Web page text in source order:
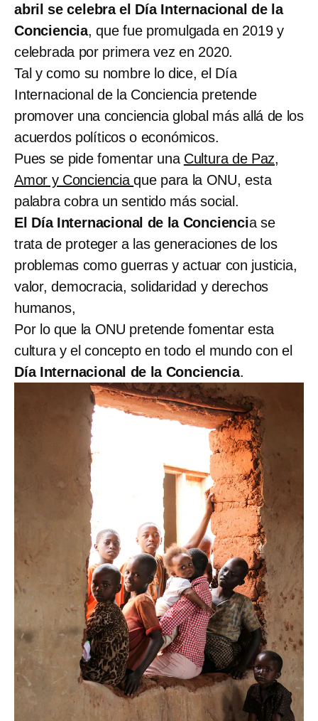
abril se celebra el Día Internacional de la
Conciencia, que fue promulgada en 2019 y
celebrada por primera vez en 2020.
Tal y como su nombre lo dice, el Día
Internacional de la Conciencia pretende
promover una conciencia global más allá de los
acuerdos políticos o económicos.
Pues se pide fomentar una Cultura de Paz,
Amor y Concienciaque para la ONU, esta
palabra cobra un sentido más social.
El Día Internacional de la Conciencia se
trata de proteger a las generaciones de los
problemas como guerras y actuar con justicia,
valor, democracia, solidaridad y derechos
humanos,
Por lo que la ONU pretende fomentar esta
cultura y el concepto en todo el mundo con el
Día Internacional de la Conciencia.